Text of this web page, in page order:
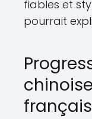
fiables et
pourrait
français